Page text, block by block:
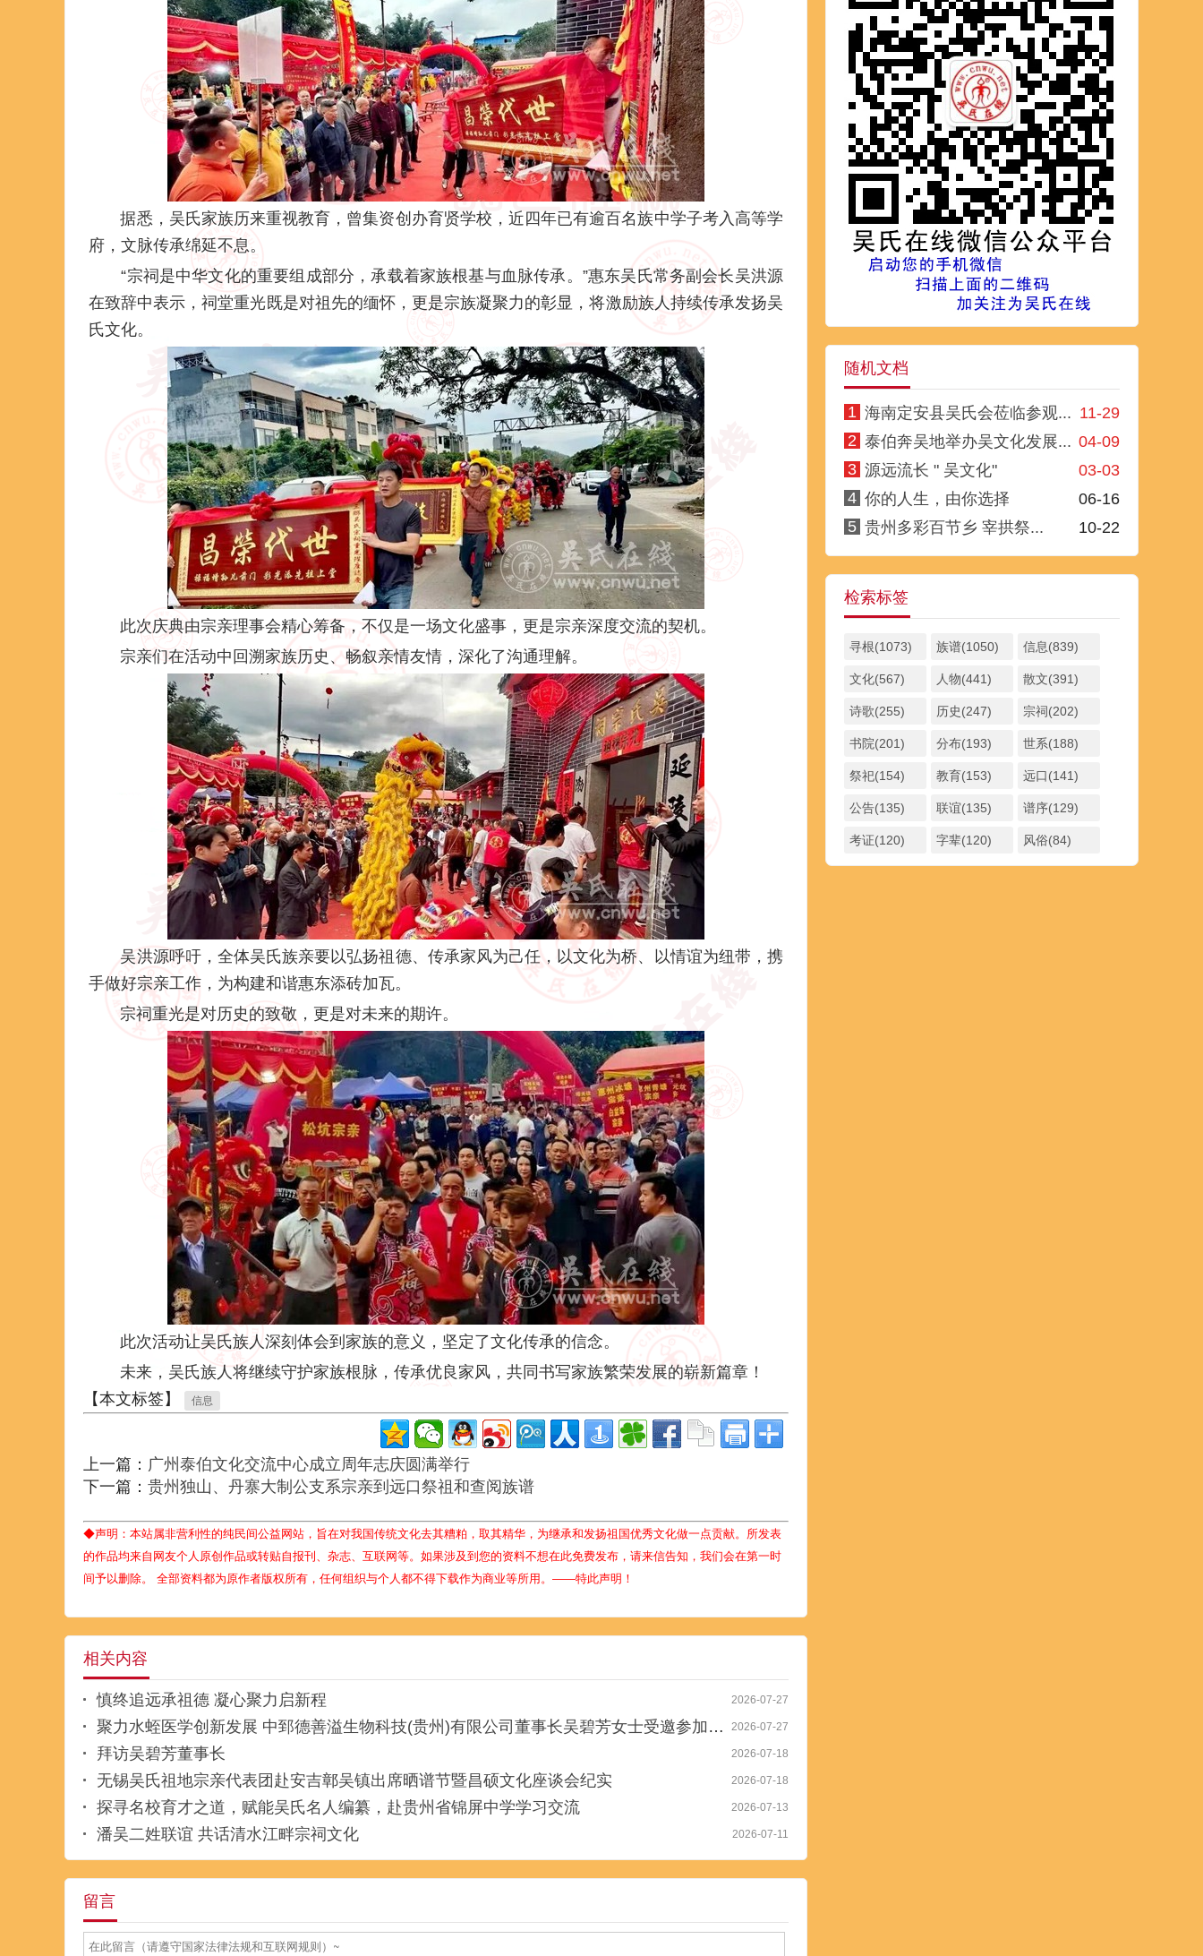
据悉，吴氏家族历来重视教育，曾集资创办育贤学校，近四年已有逾百名族中学子考入高等学
府，文脉传承绵延不息。
“宗祠是中华文化的重要组成部分，承载着家族根基与血脉传承。”惠东吴氏常务副会长吴洪源
在致辞中表示，祠堂重光既是对祖先的缅怀，更是宗族凝聚力的彰显，将激励族人持续传承发扬吴
氏文化。
此次庆典由宗亲理事会精心筹备，不仅是一场文化盛事，更是宗亲深度交流的契机。
宗亲们在活动中回溯家族历史、畅叙亲情友情，深化了沟通理解。
吴洪源呼吁，全体吴氏族亲要以弘扬祖德、传承家风为己任，以文化为桥、以情谊为纽带，携
手做好宗亲工作，为构建和谐惠东添砖加瓦。
宗祠重光是对历史的致敬，更是对未来的期许。
此次活动让吴氏族人深刻体会到家族的意义，坚定了文化传承的信念。
未来，吴氏族人将继续守护家族根脉，传承优良家风，共同书写家族繁荣发展的崭新篇章！
【本文标签】
信息
上一篇： 广州泰伯文化交流中心成立周年志庆圆满举行
下一篇： 贵州独山、丹寨大制公支系宗亲到远口祭祖和查阅族谱
◆声明：本站属非营利性的纯民间公益网站，旨在对我国传统文化去其糟粕，取其精华，为继承和发扬祖国优秀文化做一点贡献。所发表
的作品均来自网友个人原创作品或转贴自报刊、杂志、互联网等。如果涉及到您的资料不想在此免费发布，请来信告知，我们会在第一时
间予以删除。 全部资料都为原作者版权所有，任何组织与个人都不得下载作为商业等所用。——特此声明！
相关内容
2026-07-27
慎终追远承祖德 凝心聚力启新程
2026-07-27
聚力水蛭医学创新发展 中郅德善溢生物科技(贵州)有限公司董事长吴碧芳女士受邀参加第一届水蛭医学规范化应用与产业发展学术交流会
2026-07-18
拜访吴碧芳董事长
2026-07-18
无锡吴氏祖地宗亲代表团赴安吉鄣吴镇出席晒谱节暨昌硕文化座谈会纪实
2026-07-13
探寻名校育才之道，赋能吴氏名人编纂，赴贵州省锦屏中学学习交流
2026-07-11
潘吴二姓联谊 共话清水江畔宗祠文化
留言
随机文档
1 11-29
海南定安县吴氏会莅临参观...
2
04-09
泰伯奔吴地举办吴文化发展...
3
03-03
源远流长 " 吴文化"
4
06-16
你的人生，由你选择
5
10-22
贵州多彩百节乡 宰拱祭...
检索标签
寻根(1073) 族谱(1050) 信息(839)
文化(567) 人物(441) 散文(391)
诗歌(255) 历史(247) 宗祠(202)
书院(201) 分布(193) 世系(188)
祭祀(154) 教育(153) 远口(141)
公告(135) 联谊(135) 谱序(129)
考证(120) 字辈(120) 风俗(84)